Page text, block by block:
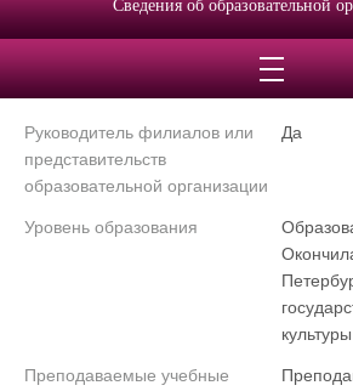
Руководитель филиалов или
представительств
образовательной организации
Да
Уровень образования
Преподаваемые учебные
Сведения об образовательной